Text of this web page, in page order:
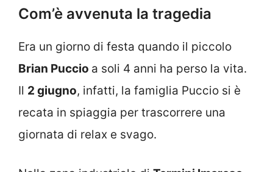
Com’è avvenuta la tragedia
Era un giorno di festa quando il piccolo
Brian Puccio a soli 4 anni ha perso la vita.
Il 2 giugno, infatti, la famiglia Puccio si è
recata in spiaggia per trascorrere una
giornata di relax e svago.